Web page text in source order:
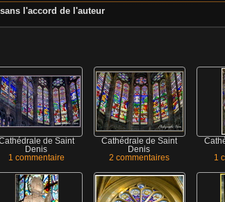
l'accord de l'auteur
de Saint
Denis
1 commentaire
Cathédrale de Saint
Denis
2 commentaires
1